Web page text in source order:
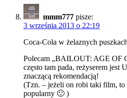
mmm777 pisze:
3 września 2013 o 22:19
Coca-Cola w żelaznych
Polecam „BAILOUT: AGE OF
często tam pada, reżyserem jest
znaczącą rekomendacją!
(Tzn. – jeżeli on robi taki film, to
popularny 🙂 )